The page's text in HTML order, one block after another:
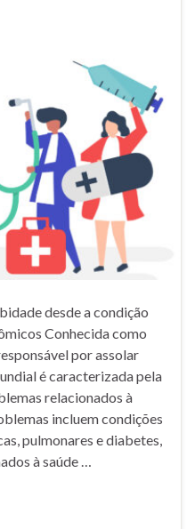
desde a condição
Conhecida como
por assolar
é caracterizada pela
relacionados à
incluem condições
pulmonares e diabetes,
à saúde …